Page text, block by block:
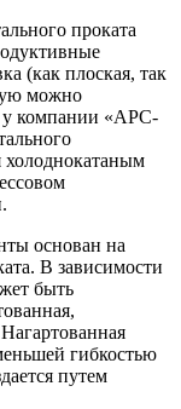
проката
(как плоская, так
можно
у компании «АРС-
холоднокатаным
основан на
В зависимости
быть
гибкостью
путем